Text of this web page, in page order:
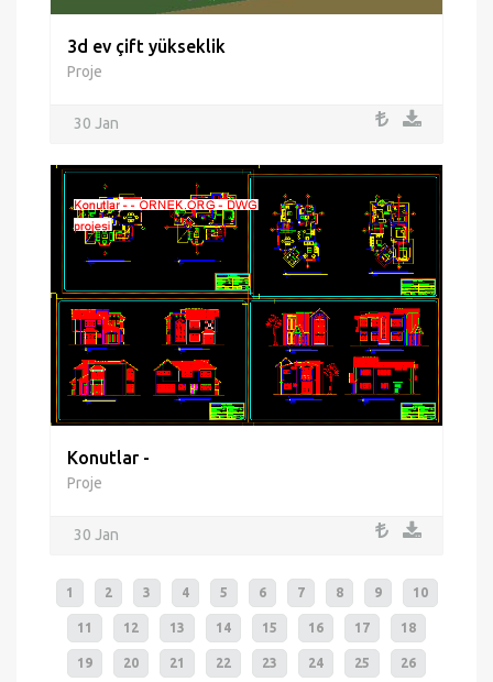
3d ev çift yükseklik
Proje
30 Jan
Konutlar -
Proje
30 Jan
1 2 3 4 5 6 7 8 9 10
11 12 13 14 15 16 17 18
19 20 21 22 23 24 25 26